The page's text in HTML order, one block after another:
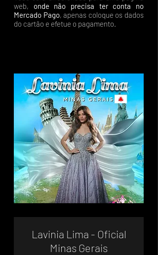
web, onde não precisa ter conta no
Mercado Pago, apenas coloque os dados
do cartão e efetue o pagamento.
Lavinia Lima - Oficial
Minas Gerais